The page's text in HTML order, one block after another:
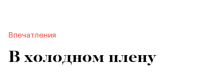
Впечатления
В холодном плену